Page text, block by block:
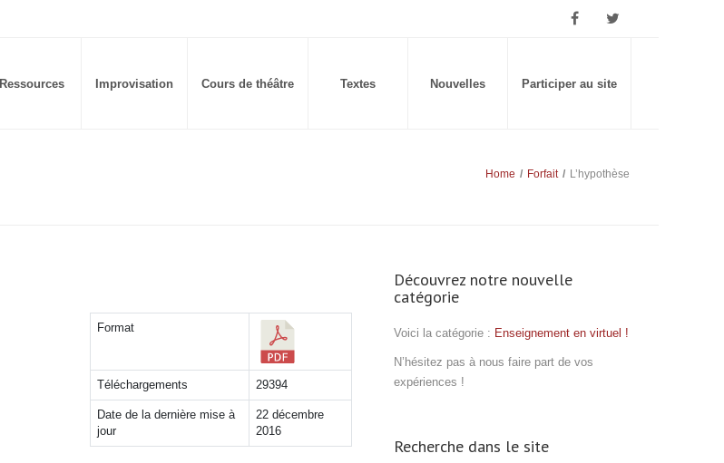
Ressources Improvisation Cours de théâtre Textes Nouvelles Participer au site
Home / Forfait / L’hypothèse
Format
Téléchargements 29394
Date de la dernière mise à
jour
22 décembre
2016
Découvrez notre nouvelle
catégorie
Voici la catégorie : Enseignement en virtuel !
N’hésitez pas à nous faire part de vos
expériences !
Recherche dans le site